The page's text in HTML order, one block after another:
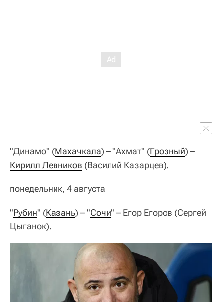
"Динамо" (Махачкала) – "Ахмат" (Грозный) –
Кирилл Левников (Василий Казарцев).
понедельник, 4 августа
"Рубин" (Казань) – "Сочи" – Егор Егоров (Сергей
Цыганок).